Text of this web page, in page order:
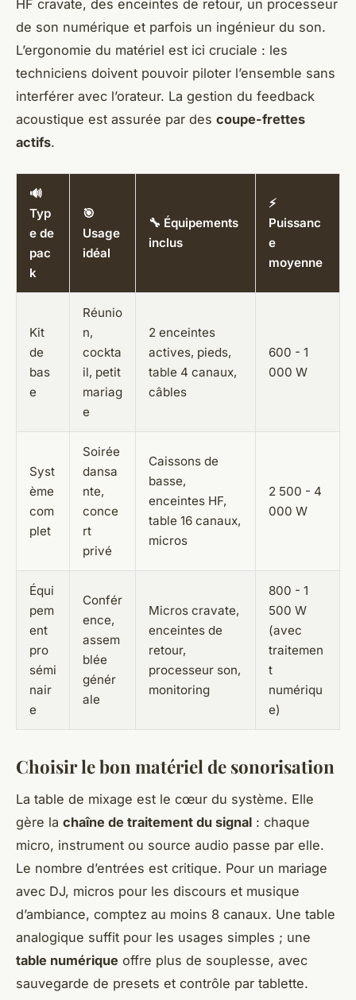
HF cravate, des enceintes de retour, un processeur
de son numérique et parfois un ingénieur du son.
L’ergonomie du matériel est ici cruciale : les
techniciens doivent pouvoir piloter l’ensemble sans
interférer avec l’orateur. La gestion du feedback
acoustique est assurée par des coupe-frettes
actifs.
🔊
Typ
e de
pac
k
🎯
Usage
idéal
🔧 Équipements
inclus
⚡
Puissanc
e
moyenne
Kit
de
bas
e
Réunio
n,
cockta
il, petit
mariag
e
2 enceintes
actives, pieds,
table 4 canaux,
câbles
600 - 1
000 W
Syst
ème
com
plet
Soirée
dansa
nte,
conce
rt
privé
Caissons de
basse,
enceintes HF,
table 16 canaux,
micros
2 500 - 4
000 W
Équi
pem
ent
pro
sémi
nair
e
Confér
ence,
assem
blée
génér
ale
Micros cravate,
enceintes de
retour,
processeur son,
monitoring
800 - 1
500 W
(avec
traitemen
t
numériqu
e)
Choisir le bon matériel de sonorisation
La table de mixage est le cœur du système. Elle
gère la chaîne de traitement du signal : chaque
micro, instrument ou source audio passe par elle.
Le nombre d’entrées est critique. Pour un mariage
avec DJ, micros pour les discours et musique
d’ambiance, comptez au moins 8 canaux. Une table
analogique suffit pour les usages simples ; une
table numérique offre plus de souplesse, avec
sauvegarde de presets et contrôle par tablette.